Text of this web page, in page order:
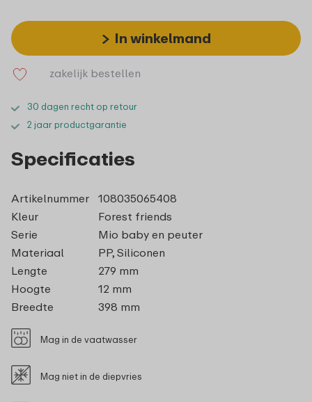
In winkelmand
zakelijk bestellen
30 dagen recht op retour
2 jaar productgarantie
Specificaties
Artikelnummer
108035065408
Kleur
Forest friends
Serie
Mio baby en peuter
Materiaal
PP, Siliconen
Lengte
279 mm
Hoogte
12 mm
Breedte
398 mm
Mag in de vaatwasser
Mag niet in de diepvries